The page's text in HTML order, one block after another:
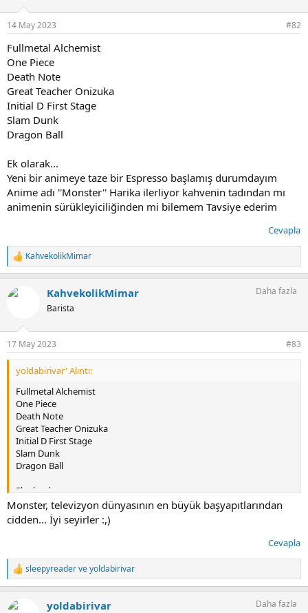
:
14 May 2023 #82
Fullmetal Alchemist
One Piece
Death Note
Great Teacher Onizuka
Initial D First Stage
Slam Dunk
Dragon Ball
Ek olarak...
Yeni bir animeye taze bir Espresso başlamış durumdayım
Anime adı ''Monster'' Harika ilerliyor kahvenin tadından mı
animenin sürükleyiciliğinden mi bilemem Tavsiye ederim
Cevapla
T
e
k
:
KahvekolikMimar
KahvekolikMimar
Barista
Daha fazla
17 May 2023 #83
yoldabirivar' Alıntı:
Fullmetal Alchemist
One Piece
Death Note
Great Teacher Onizuka
Initial D First Stage
Slam Dunk
Dragon Ball
Ek olarak...
Yeni bir animeye taze bir Espresso başlamış durumdayım Anime adı
''Monster'' Harika ilerliyor kahvenin tadından mı animenin
sürükleyiciliğinden mi bilemem Tavsiye ederim
Monster, televizyon dünyasının en büyük başyapıtlarından
cidden... İyi seyirler :,)
Cevapla
T
e
k
sleepyreaderveyoldabirivar
yoldabirivar Daha fazla